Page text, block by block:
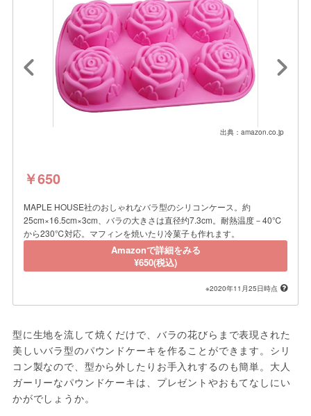
出典：amazon.co.jp
￥650
MAPLE HOUSE社のおしゃれなバラ型のシリコンケース。約
25cm×16.5cm×3cm、バラの大きさは直径约7.3cm。耐熱温度－40℃
から230℃対応。マフィンを焼いたり冷菓子も作れます。
Amazonで詳細をみる
¥650(税込)
※2020年11月25日時点
型に生地を流して焼くだけで、バラの花びらまで表現された
美しいバラ型のパウンドケーキを作ることができます。シリ
コン製なので、型から外したりお手入れするのも簡単。大人
ガーリーなパウンドケーキは、プレゼントやおもてなしにい
かがでしょうか。